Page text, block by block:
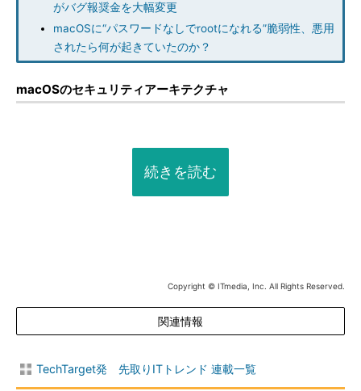
がバグ報奨金を大幅変更
macOSに“パスワードなしでrootになれる”脆弱性、悪用
されたら何が起きていたのか？
macOSのセキュリティアーキテクチャ
続きを読む
Copyright © ITmedia, Inc. All Rights Reserved.
関連情報
TechTarget発 先取りITトレンド 連載一覧